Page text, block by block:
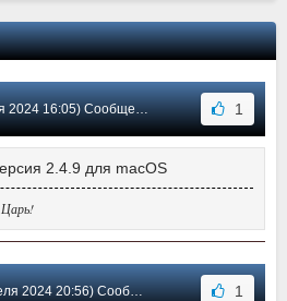
16:05) Сообщение #10 1
2.4.9 для macOS
20:56) Сообщение #9 1